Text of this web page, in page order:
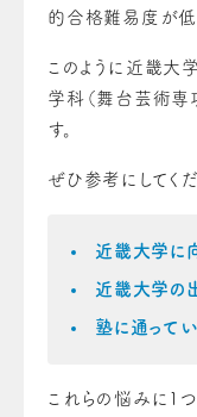
的合格難易度が低
このように近畿大
学科（舞台芸術専
す。
ぜひ参考にしてくだ
近畿大学に
近畿大学の
塾に通って
これらの悩みに1